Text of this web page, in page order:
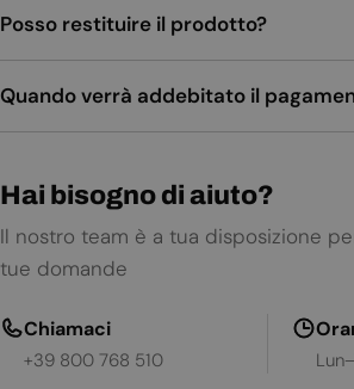
Posso restituire il prodotto?
Quando verrà addebitato il
Hai bisogno di aiuto?
Il nostro team è a tua disposizione
tue domande
Chiamaci
+39 800 768 510